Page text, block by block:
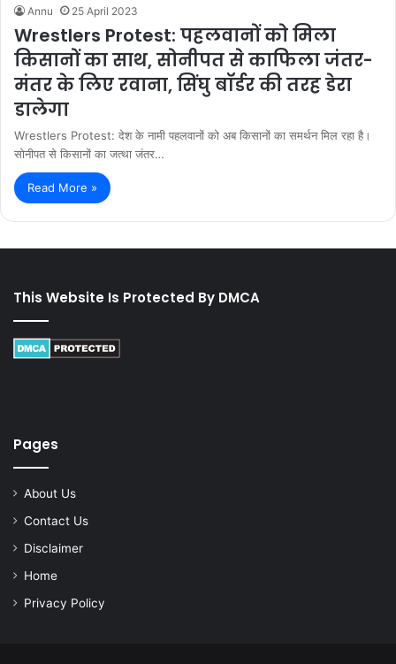
Annu 25 April 2023
Wrestlers Protest: पहलवानों को मिला
किसानों का साथ, सोनीपत से काफिला जंतर-
मंतर के लिए रवाना, सिंघु बॉर्डर की तरह डेरा
डालेगा
Wrestlers Protest: देश के नामी पहलवानों को अब किसानों का समर्थन मिल रहा है।
सोनीपत से किसानों का जत्था जंतर…
Read More »
This Website Is Protected By DMCA
Pages
About Us
Contact Us
Disclaimer
Home
Privacy Policy